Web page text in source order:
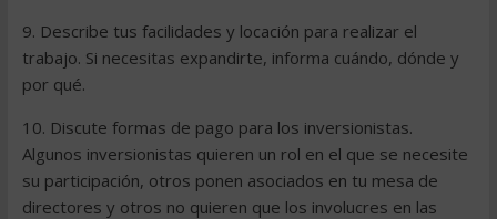
9. Describe tus facilidades y locación para realizar el
trabajo. Si necesitas expandirte, informa cuándo, dónde y
por qué.
10. Discute formas de pago para los inversionistas.
Algunos inversionistas quieren un rol en el que se necesite
su participación, otros ponen asociados en tu mesa de
directores y otros no quieren que los involucres en las